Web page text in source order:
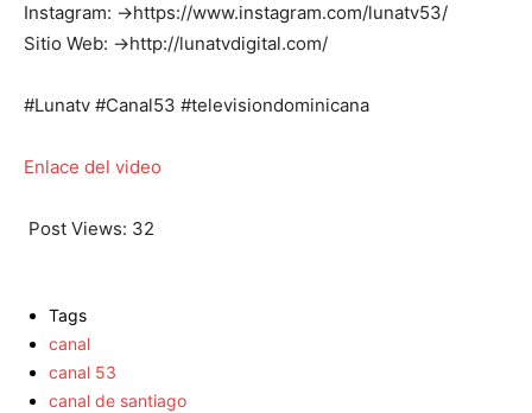
Instagram: →https://www.instagram.com/lunatv53/
Sitio Web: →http://lunatvdigital.com/
#Lunatv #Canal53 #televisiondominicana
Enlace del video
Post Views: 32
Tags
canal
canal 53
canal de santiago